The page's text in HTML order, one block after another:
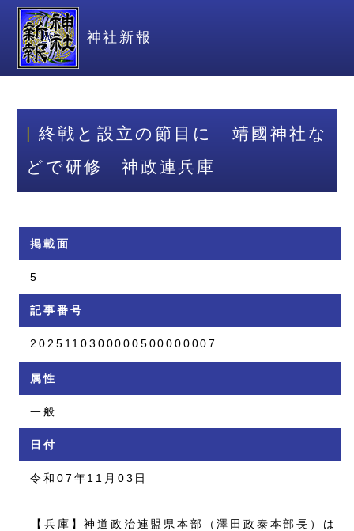
神社新報
終戦と設立の節目に 靖國神社な
どで研修 神政連兵庫
掲載面
5
記事番号
2025110300000500000007
属性
一般
日付
令和07年11月03日
【兵庫】神道政治連盟県本部（澤田政泰本部長）は